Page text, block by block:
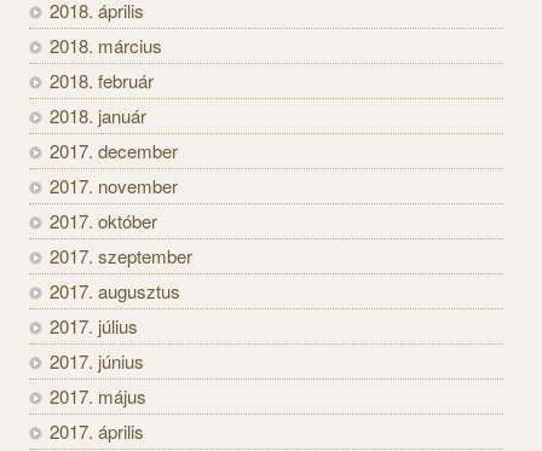
2018. április
2018. március
2018. február
2018. január
2017. december
2017. november
2017. október
2017. szeptember
2017. augusztus
2017. július
2017. június
2017. május
2017. április